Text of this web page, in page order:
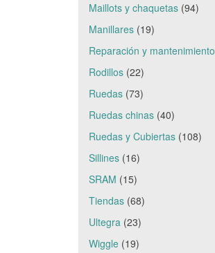
Maillots y chaquetas(94)
Manillares(19)
Reparación y mantenimiento
Rodillos(22)
Ruedas(73)
Ruedas chinas(40)
Ruedas y Cubiertas(108)
Sillines(16)
SRAM (15)
Tiendas(68)
Ultegra(23)
Wiggle(19)